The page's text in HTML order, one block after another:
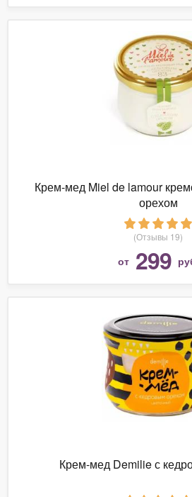
Крем-мед Miel de lamour
орехом
(Отзывы 19)
от 299
Крем-мед Demilie с